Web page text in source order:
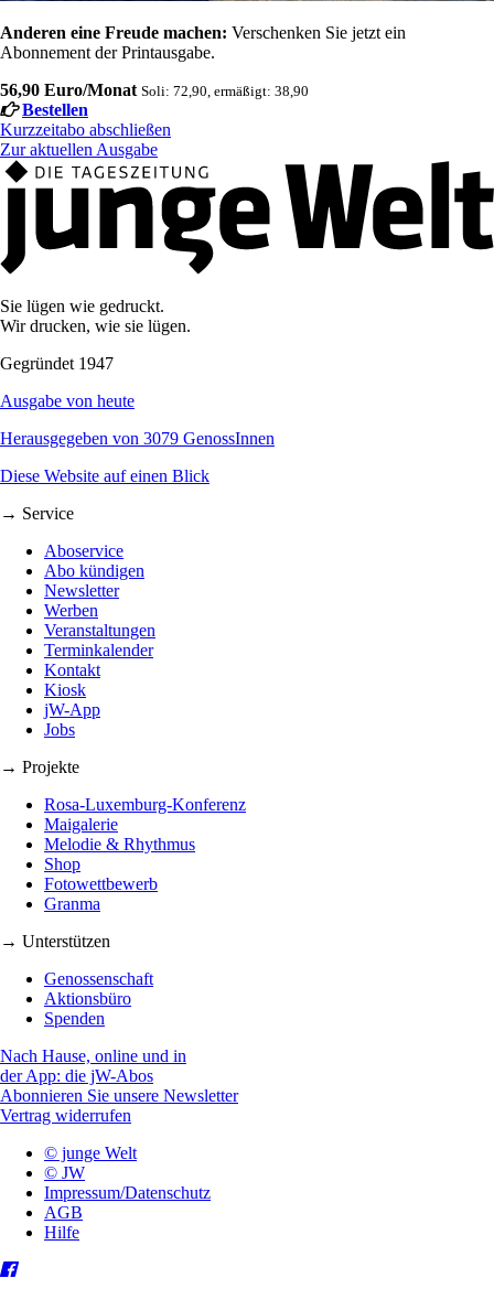
Anderen eine Freude machen: Verschenken Sie jetzt ein
Abonnement der Printausgabe.
56,90 Euro/Monat Soli: 72,90, ermäßigt: 38,90
Bestellen
Kurzzeitabo abschließen
Zur aktuellen Ausgabe
Sie lügen wie gedruckt.
Wir drucken, wie sie lügen.
Gegründet 1947
Ausgabe von heute
Herausgegeben von 3079 GenossInnen
Diese Website auf einen Blick
→ Service
Aboservice
Abo kündigen
Newsletter
Werben
Veranstaltungen
Terminkalender
Kontakt
Kiosk
jW-App
Jobs
→ Projekte
Rosa-Luxemburg-Konferenz
Maigalerie
Melodie & Rhythmus
Shop
Fotowettbewerb
Granma
→ Unterstützen
Genossenschaft
Aktionsbüro
Spenden
Nach Hause, online und in
der App: die jW-Abos
Abonnieren Sie unsere Newsletter
Vertrag widerrufen
© junge Welt
© JW
Impressum/Datenschutz
AGB
Hilfe